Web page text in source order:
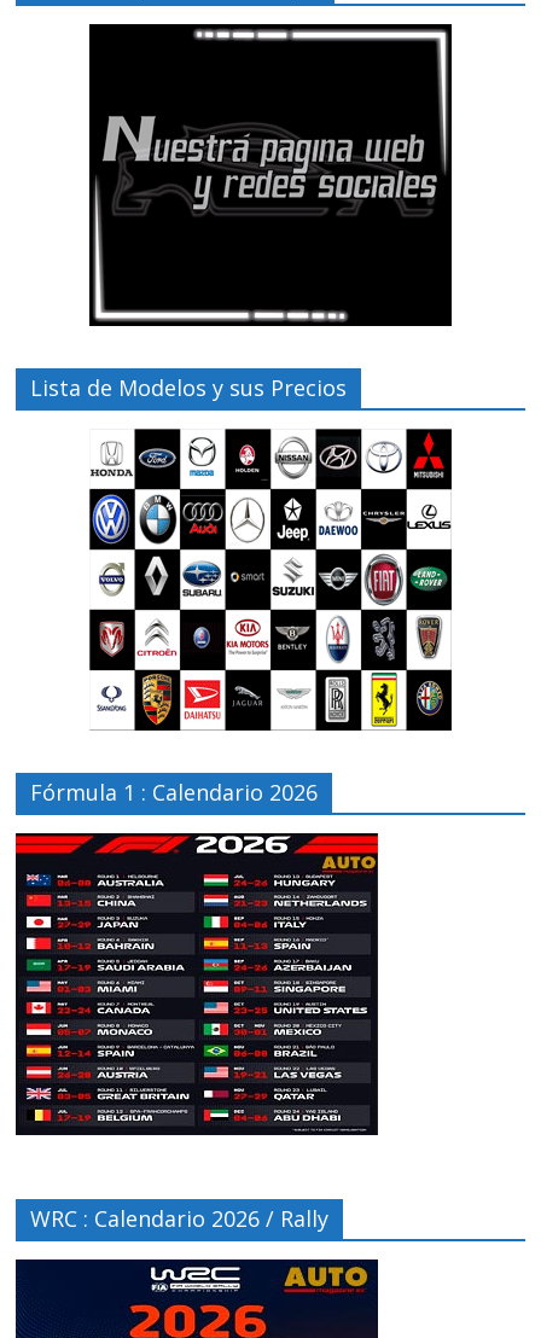
Lista de Modelos y sus Precios
Fórmula 1 : Calendario 2026
WRC : Calendario 2026 / Rally